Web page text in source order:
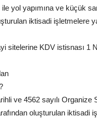
yol yapımına ve küçük
iktisadi işletmelere
sitelerine KDV istisnası 1
ve 4562 sayılı
oluşturulan iktisadi